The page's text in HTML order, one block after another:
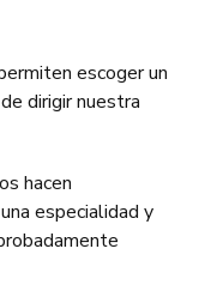
escoger un
dirigir nuestra
hacen
especialidad y